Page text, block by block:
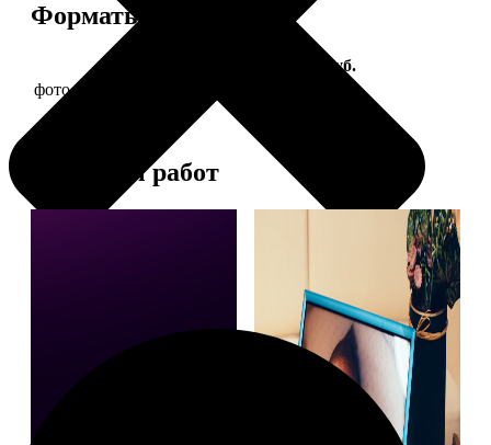
Форматы и цены
Цена, руб.
фото 10х10 в деревянной рамке
Примеры работ